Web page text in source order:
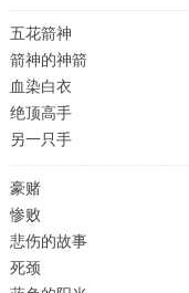
五花箭神
箭神的神箭
血染白衣
绝顶高手
另一只手
豪赌
惨败
悲伤的故事
死颈